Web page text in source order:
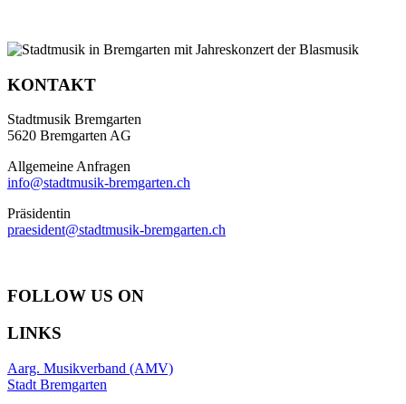
KONTAKT
Stadtmusik Bremgarten
5620 Bremgarten AG
Allgemeine Anfragen
info@stadtmusik-bremgarten.ch
Präsidentin
praesident@stadtmusik-bremgarten.ch
FOLLOW US ON
LINKS
Aarg. Musikverband (AMV)
Stadt Bremgarten